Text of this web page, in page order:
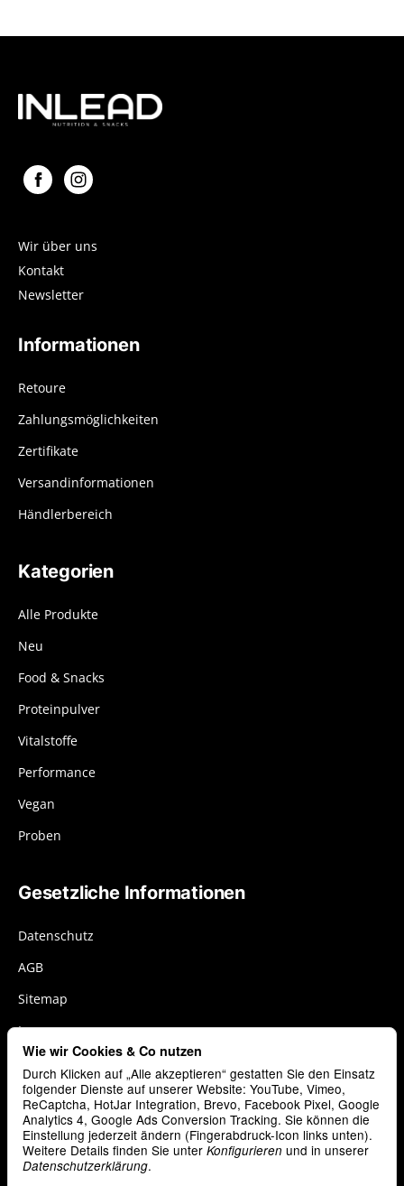
Wir über uns
Kontakt
Newsletter
Informationen
Retoure
Zahlungsmöglichkeiten
Zertifikate
Versandinformationen
Händlerbereich
Kategorien
Alle Produkte
Neu
Food & Snacks
Proteinpulver
Vitalstoffe
Performance
Vegan
Proben
Gesetzliche Informationen
Datenschutz
AGB
Sitemap
Impressum
Widerrufsrecht
Cookies
Vertrag widerrufen
Zahlungsarten
Wie wir Cookies & Co nutzen
Durch Klicken auf „Alle akzeptieren“ gestatten Sie den Einsatz
folgender Dienste auf unserer Website: YouTube, Vimeo,
ReCaptcha, HotJar Integration, Brevo, Facebook Pixel, Google
Analytics 4, Google Ads Conversion Tracking. Sie können die
Einstellung jederzeit ändern (Fingerabdruck-Icon links unten).
Weitere Details finden Sie unter Konfigurieren und in unserer
Datenschutzerklärung.